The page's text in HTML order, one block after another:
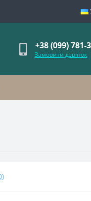
+38 (099) 781-
Замовити дзвінок